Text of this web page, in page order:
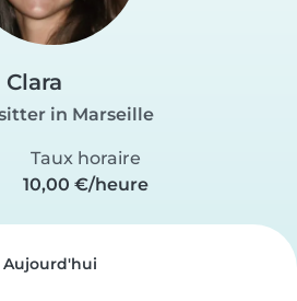
Clara
in Marseille
Taux horaire
10,00 €/heure
Aujourd'hui